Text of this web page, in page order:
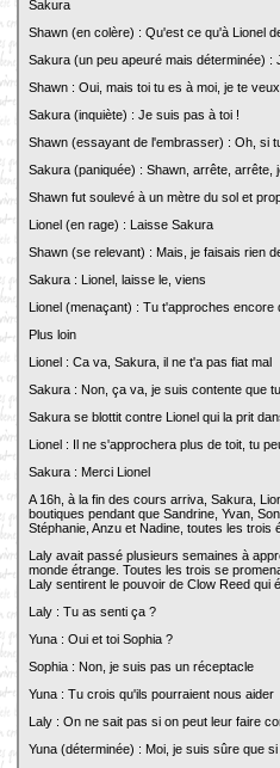
Sakura
Shawn (en colère) : Qu'est ce qu'à Lionel
Sakura (un peu apeuré mais déterminée) :
Shawn : Oui, mais toi tu es à moi, je te veux
Sakura (inquiète) : Je suis pas à toi !
Shawn (essayant de l'embrasser) : Oh, si
Sakura (paniquée) : Shawn, arrête, arrête,
Shawn fut soulevé à un mètre du sol et
Lionel (en rage) : Laisse Sakura
Shawn (se relevant) : Mais, je faisais rien
Sakura : Lionel, laisse le, viens
Lionel (menaçant) : Tu t'approches
Plus loin
Lionel : Ca va, Sakura, il ne t'a pas fiat mal
Sakura : Non, ça va, je suis contente que
Sakura se blottit contre Lionel qui la prit
Lionel : Il ne s'approchera plus de toit, tu
Sakura : Merci Lionel
A 16h, à la fin des cours arriva, Sakura,
boutiques pendant que Sandrine, Yvan,
Stéphanie, Anzu et Nadine, toutes les trois
Laly avait passé plusieurs semaines à
monde étrange. Toutes les trois se
Laly sentirent le pouvoir de Clow Reed qui
Laly : Tu as senti ça ?
Yuna : Oui et toi Sophia ?
Sophia : Non, je suis pas un réceptacle
Yuna : Tu crois qu'ils pourraient nous aider
Laly : On ne sait pas si on peut leur faire
Yuna (déterminée) : Moi, je suis sûre que si